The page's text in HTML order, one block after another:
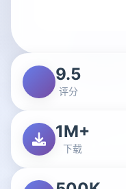
9.5
评分
1M+
下载